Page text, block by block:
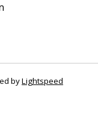
byLightspeed